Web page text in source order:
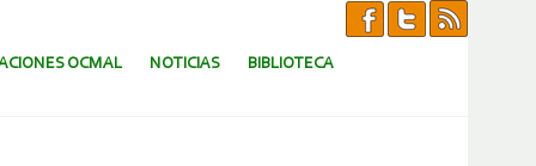
OCMAL NOTICIAS BIBLIOTECA